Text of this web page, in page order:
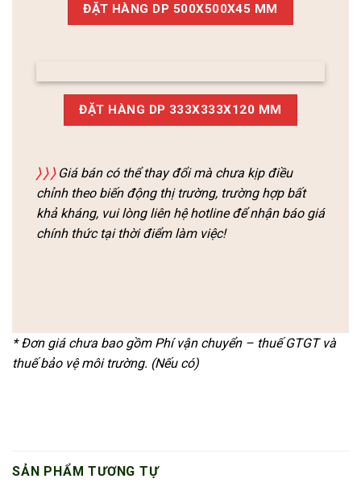
ĐẶT HÀNG DP 500X500X45 MM
ĐẶT HÀNG DP 333X333X120 MM
〉 〉 〉 Giá bán có thể thay đổi mà chưa kịp điều
chỉnh theo biến động thị trường, trường hợp bất
khả kháng, vui lòng liên hệ hotline để nhận báo giá
chính thức tại thời điểm làm việc!
* Đơn giá chưa bao gồm Phí vận chuyển – thuế GTGT và
thuế bảo vệ môi trường. (Nếu có)
SẢN PHẨM TƯƠNG TỰ